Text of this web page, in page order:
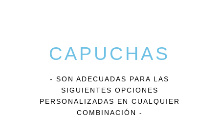
CAPUCHAS
- SON ADECUADAS PARA LAS
SIGUIENTES OPCIONES
PERSONALIZADAS EN CUALQUIER
COMBINACIÓN -